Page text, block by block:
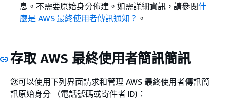
息。不需要原始身分佈建。如需詳細資訊，請參閱什
麼是 AWS 最終使用者傳訊通知？ 。
存取 AWS 最終使用者簡訊簡訊
您可以使用下列界面請求和管理 AWS 最終使用者傳訊簡
訊原始身分 （電話號碼或寄件者 ID)：